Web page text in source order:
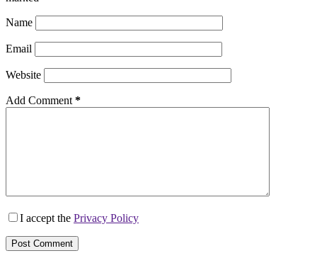
Name
Email
Website
Add Comment *
I accept the Privacy Policy
Post Comment